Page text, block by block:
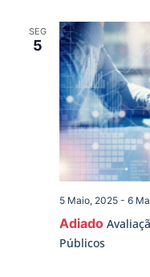
SEG
5
Adiado
Públicos
5 Maio, 2025- 6